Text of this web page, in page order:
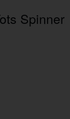
Spinner